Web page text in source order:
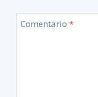
Comentario *